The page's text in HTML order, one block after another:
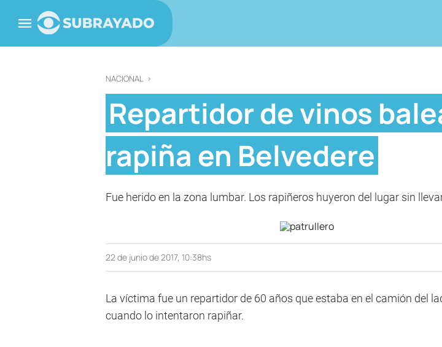
NACIONAL >
Repartidor de vinos
rapiña en Belvedere
Fue herido en la zona lumbar. Los rapiñeros huyeron del lugar sin
22 de junio de 2017, 10:38hs
La víctima fue un repartidor de 60 años que estaba en el camión del
cuando lo intentaron rapiñar.